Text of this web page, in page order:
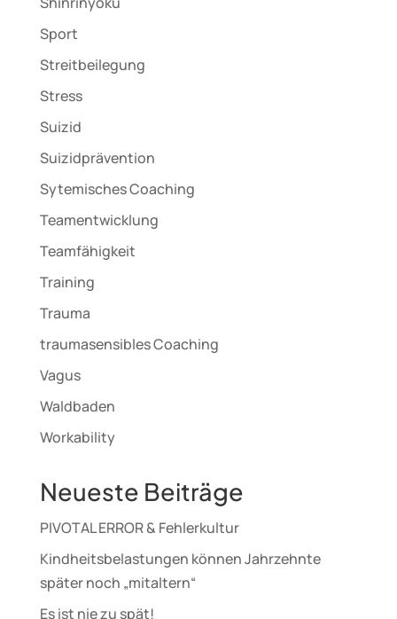
Sport
Streitbeilegung
Stress
Suizid
Suizidprävention
Sytemisches Coaching
Teamentwicklung
Teamfähigkeit
Training
Trauma
traumasensibles Coaching
Vagus
Waldbaden
Workability
Neueste Beiträge
PIVOTAL ERROR & Fehlerkultur
Kindheitsbelastungen können Jahrzehnte
später noch „mitaltern“
Es ist nie zu spät!